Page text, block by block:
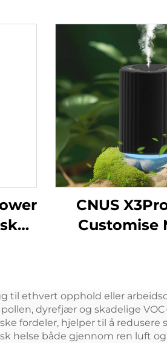
CNUS
Customise
Fragrance
Aroma
til ethvert opphold eller
dyrefjær og skadelige
fordeler, hjelper til å redusere
helse både gjennom ren luft